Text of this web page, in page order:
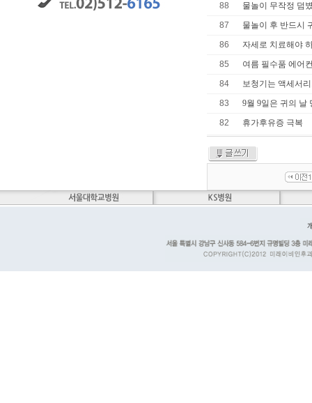
88
물놀이 무작정 덤
87
물놀이 후 반드시
86
자세로 치료해야
85
여름 필수품 에어
84
보청기는 액세서
83
9월 9일은 귀의 날
82
휴가후유증 극복